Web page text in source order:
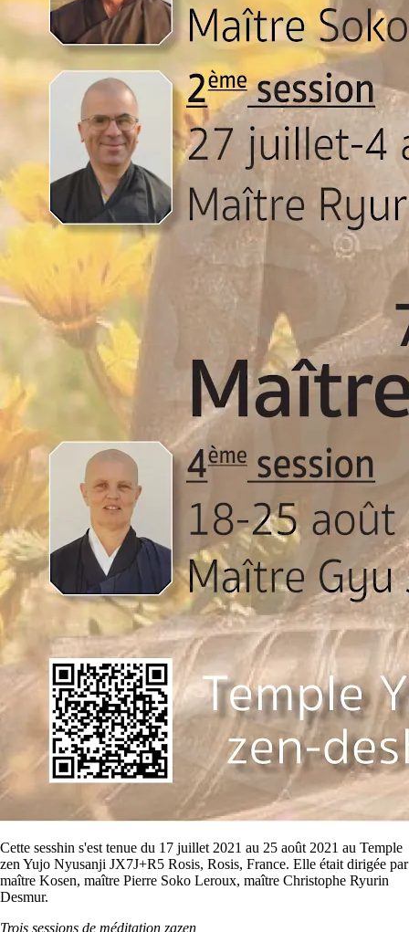
Cette sesshin s'est tenue du 17 juillet 2021 au 25 août 2021 au Temple
zen Yujo Nyusanji JX7J+R5 Rosis, Rosis, France. Elle était dirigée par
maître Kosen, maître Pierre Soko Leroux, maître Christophe Ryurin
Desmur.
Trois sessions de méditation zazen